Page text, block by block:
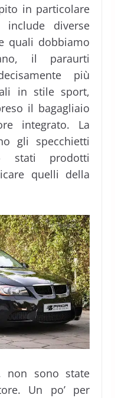
in particolare
diverse
quali dobbiamo
il paraurti
più
in stile sport,
il bagagliaio
integrato. La
gli specchietti
stati prodotti
quelli della
non sono state
Un po’ per